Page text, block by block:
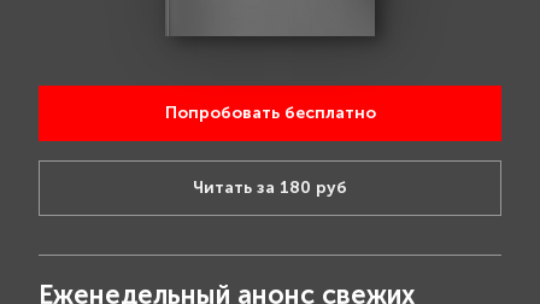
Попробовать бесплатно
Читать за 180 руб
Еженедельный анонс свежих